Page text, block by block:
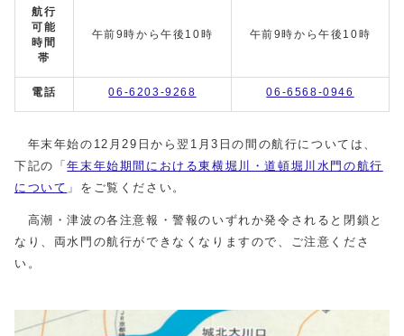
航行
可能
時間
帯
午前9時から午後10時 午前9時から午後10時
電話 06-6203-9268 06-6568-0946
年末年始の12月29日から翌1月3日の間の航行については、
下記の「年末年始期間における東横堀川・道頓堀川水門の航行
について 」をご覧ください。
高潮・津波の各注意報・警報のいずれか発令されると閉鎖と
なり、両水門の航行ができなくなりますので、ご注意くださ
い。